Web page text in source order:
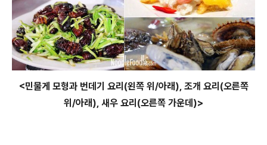
<민물게 모형과 번데기 요리(왼쪽 위/아래), 조개 요리(오른쪽
위/아래), 새우 요리(오른쪽 가운데)>